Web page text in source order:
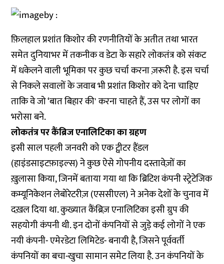
फ़िलहाल प्रशांत किशोर की रणनीतियों के अतीत तथा भारत
समेत दुनियाभर में तकनीक व डेटा के सहारे लोकतंत्र को संकट
में धकेलने वाली भूमिका पर कुछ चर्चा करना ज़रूरी है. इस चर्चा
से निकले सवालों के जवाब भी प्रशांत किशोर को देना चाहिए
ताकि वे जो ‘बात बिहार की' करना चाहते हैं, उस पर लोगों का
भरोसा बने.
लोकतंत्र पर कैंब्रिज एनालिटिका का ग्रहण
इसी साल पहली जनवरी को एक ट्वीटर हैंडल
(हाइंडसाइटफ़ाइल्स)ने कुछ ऐसे गोपनीय दस्तावेज़ों का
ख़ुलासा किया, जिनमें बताया गया था कि ब्रिटिश कंपनी स्ट्रेटेजिक
कम्यूनिकेशन लेबोरेटरीज़ (एससीएल) ने अनेक देशों के चुनाव में
दख़ल दिया था. कुख्यात कैंब्रिज़ एनालिटिका इसी ग्रुप की
सहयोगी कंपनी थी. इन दोनों कंपनियों से जुड़े कई लोगों ने एक
नयी कंपनी- एमेरडेटा लिमिटेड- बनायी है, जिसने पूर्ववर्ती
कंपनियों का बचा-खुचा सामान समेट लिया है. उन कंपनियों के